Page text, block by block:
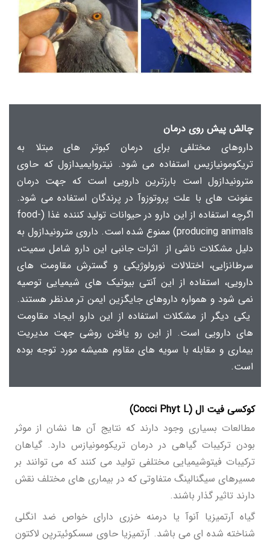
چالش پیش روی درمان
داروهای مختلفی برای درمان کبوتر های مبتلا به
تریکومونیازیس استفاده می شود. نیتروایمیدازول که حاوی
مترونیدازول است بارزترین دارویی است که جهت درمان
عفونت های با علت پروتوزوآ در پرندگان استفاده می شود.
اگرچه استفاده از این دارو در حیوانات تولید کننده غذا (food-
producing animals) ممنوع شده است. داروی مترونیدازول به
دلیل مشکلات ناشی از اثرات جانبی این دارو شامل سمیت،
سرطانزایی، اختلالات نورولوژیکی و گسترش مقاومت های
دارویی، استفاده از این آنتی بیوتیک های شیمیایی توصیه
نمی شود و همواره داروهای جایگزین ایمن تر مدنظر هستند.
یکی دیگر از مشکلات استفاده از این دارو ایجاد مقاومت
های دارویی است. از این رو یافتن روشی جهت مدیریت
بیماری و مقابله با سویه های مقاوم همیشه مورد توجه بوده
است.
کوکسی فیت ال (Cocci Phyt L
)
مطالعات بسیاری وجود دارند که نتایج آن ها نشان از موثر
بودن ترکیبات گیاهی در درمان تریکومونیازس دارد. گیاهان
ترکیبات فیتوشیمیایی مختلفی تولید می کنند که می توانند بر
مسیرهای سیگنالینگ متفاوتی که در بیماری های مختلف نقش
دارند تاثیر گذار باشند.
گیاه آرتمیزیا آنوآ یا درمنه خزری دارای خواص ضد انگلی
شناخته شده ای می باشد. آرتمیزیا حاوی سسکوئیترپن لاکتون